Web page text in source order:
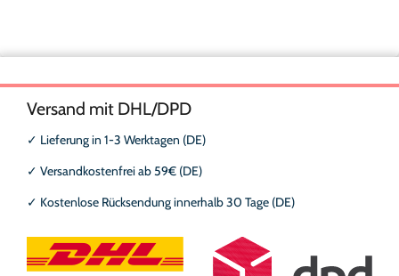
Versand mit DHL/DPD
✓ Lieferung in 1-3 Werktagen (DE)
✓ Versandkostenfrei ab 59€ (DE)
✓ Kostenlose Rücksendung innerhalb 30 Tage (DE)